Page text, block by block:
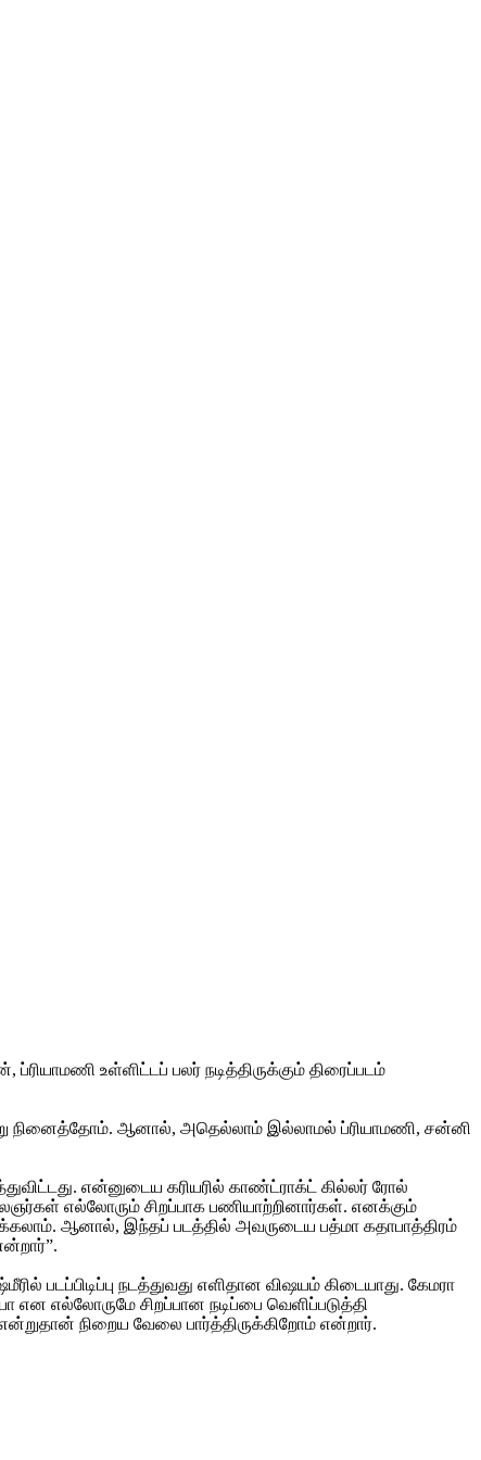
உள்ளிட்டப் பலர் நடித்திருக்கும் திரைப்படம்
நினைத்தோம். ஆனால், அதெல்லாம் இல்லாமல் ப்ரியாமணி, சன்னி
என்னுடைய கரியரில் காண்ட்ராக்ட் கில்லர் ரோல்
எல்லோரும் சிறப்பாக பணியாற்றினார்கள். எனக்கும்
ஆனால், இந்தப் படத்தில் அவருடைய பத்மா கதாபாத்திரம்
நடத்துவது எளிதான விஷயம் கிடையாது. கேமரா
எல்லோருமே சிறப்பான நடிப்பை வெளிப்படுத்தி
என்றுதான் நிறைய வேலை பார்த்திருக்கிறோம் என்றார்.